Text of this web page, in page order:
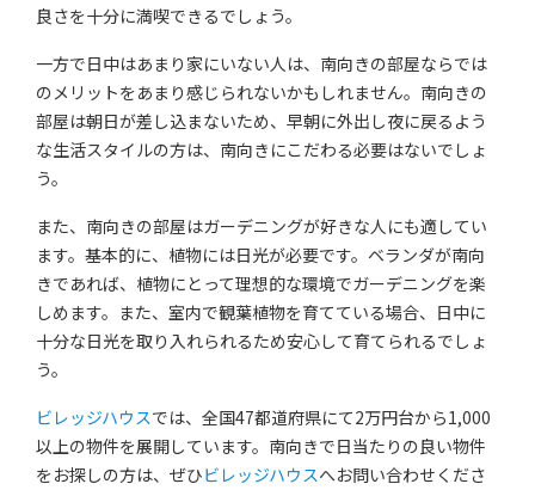
良さを十分に満喫できるでしょう。
一方で日中はあまり家にいない人は、南向きの部屋ならでは
のメリットをあまり感じられないかもしれません。南向きの
部屋は朝日が差し込まないため、早朝に外出し夜に戻るよう
な生活スタイルの方は、南向きにこだわる必要はないでしょ
う。
また、南向きの部屋はガーデニングが好きな人にも適してい
ます。基本的に、植物には日光が必要です。ベランダが南向
きであれば、植物にとって理想的な環境でガーデニングを楽
しめます。また、室内で観葉植物を育てている場合、日中に
十分な日光を取り入れられるため安心して育てられるでしょ
う。
ビレッジハウスでは、全国47都道府県にて2万円台から1,000
以上の物件を展開しています。南向きで日当たりの良い物件
をお探しの方は、ぜひビレッジハウスへお問い合わせくださ